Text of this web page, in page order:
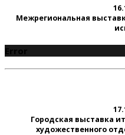
Межрегиональная
Error
Городская выставка
художественного